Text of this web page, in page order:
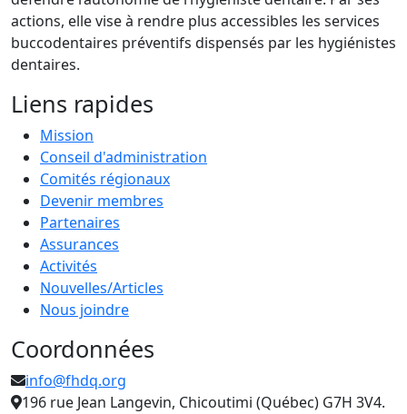
actions, elle vise à rendre plus accessibles les services
buccodentaires préventifs dispensés par les hygiénistes
dentaires.
Liens rapides
Mission
Conseil d'administration
Comités régionaux
Devenir membres
Partenaires
Assurances
Activités
Nouvelles/Articles
Nous joindre
Coordonnées
info@fhdq.org
196 rue Jean Langevin, Chicoutimi (Québec) G7H 3V4.